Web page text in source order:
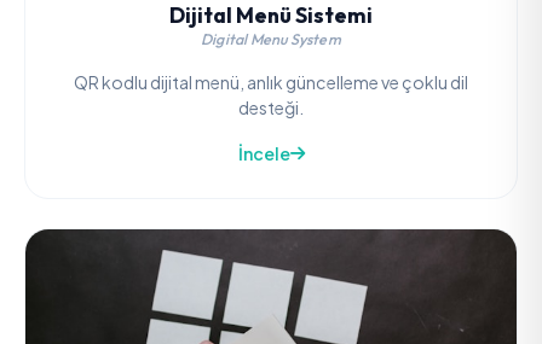
Dijital Menü Sistemi
Digital Menu System
QR kodlu dijital menü, anlık güncelleme ve çoklu dil
desteği.
İncele